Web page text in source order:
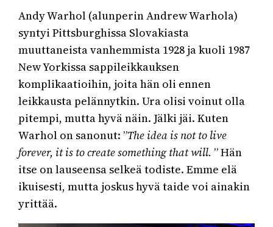
Andy Warhol (alunperin Andrew Warhola)
syntyi Pittsburghissa Slovakiasta
muuttaneista vanhemmista 1928 ja kuoli 1987
New Yorkissa sappileikkauksen
komplikaatioihin, joita hän oli ennen
leikkausta pelännytkin. Ura olisi voinut olla
pitempi, mutta hyvä näin. Jälki jäi. Kuten
Warhol on sanonut: ”The idea is not to live
forever, it is to create something that will. ” Hän
itse on lauseensa selkeä todiste. Emme elä
ikuisesti, mutta joskus hyvä taide voi ainakin
yrittää.